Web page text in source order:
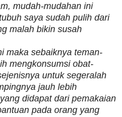
mudah-mudahan ini
saya sudah pulih dari
malah bikin susah
maka sebaiknya teman-
mengkonsumsi obat-
untuk segeralah
jauh lebih
didapat dari pemakaian
pada orang yang